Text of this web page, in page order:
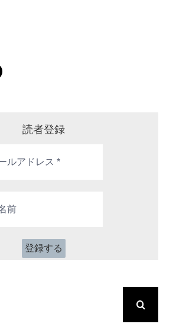
読者登録
ー
*